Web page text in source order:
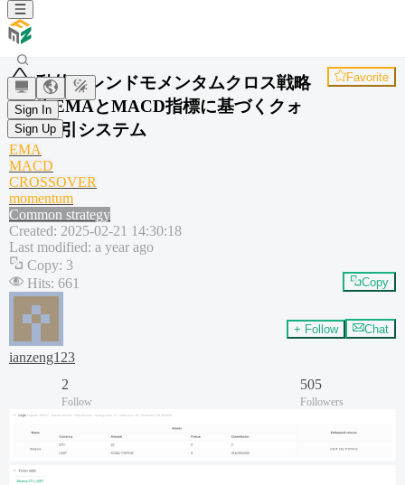
Sign In
Sign Up
動的トレンドモメンタムクロス戦略
- 二重EMAとMACD指標に基づくクォ
ンツ取引システム
Favorite
EMA
MACD
CROSSOVER
momentum
Common strategy
Created: 2025-02-21 14:30:18
Last modified: a year ago
Copy: 3
Hits: 661 Copy
ianzeng123
+ Follow Chat
2
Follow
505
Followers